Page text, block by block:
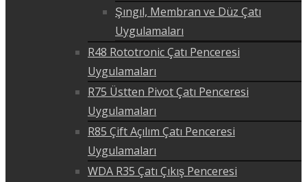
Şıngıl, Membran ve Düz Çatı
Uygulamaları
R48 Rototronic Çatı Penceresi
Uygulamaları
R75 Üstten Pivot Çatı Penceresi
Uygulamaları
R85 Çift Açılım Çatı Penceresi
Uygulamaları
WDA R35 Çatı Çıkış Penceresi